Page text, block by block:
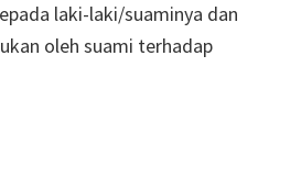
laki-laki/suaminya dan
oleh suami terhadap